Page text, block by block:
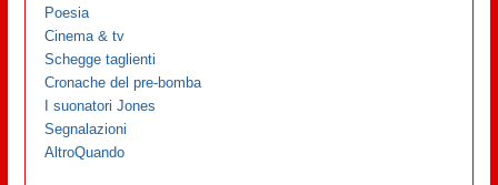
Poesia
Cinema & tv
Schegge taglienti
Cronache del pre-bomba
I suonatori Jones
Segnalazioni
AltroQuando